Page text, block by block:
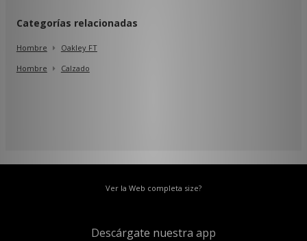
Categorías relacionadas
Hombre
Oakley FT
Hombre
Calzado
Ver la Web completa size?
Descárgate nuestra app